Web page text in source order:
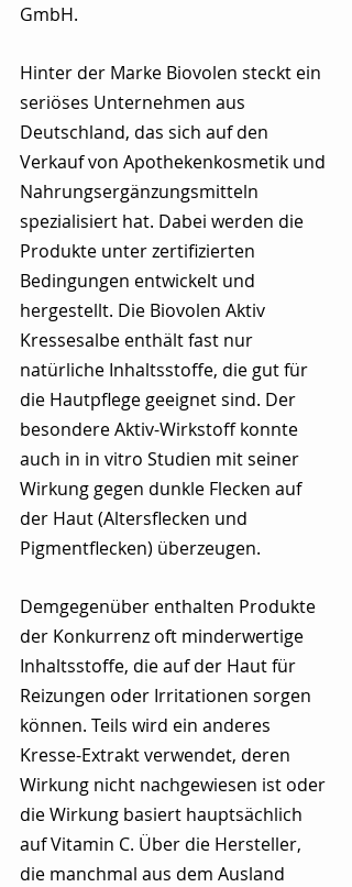
GmbH.
Hinter der Marke Biovolen steckt ein
seriöses Unternehmen aus
Deutschland, das sich auf den
Verkauf von Apothekenkosmetik und
Nahrungsergänzungsmitteln
spezialisiert hat. Dabei werden die
Produkte unter zertifizierten
Bedingungen entwickelt und
hergestellt. Die Biovolen Aktiv
Kressesalbe enthält fast nur
natürliche Inhaltsstoffe, die gut für
die Hautpflege geeignet sind. Der
besondere Aktiv-Wirkstoff konnte
auch in in vitro Studien mit seiner
Wirkung gegen dunkle Flecken auf
der Haut (Altersflecken und
Pigmentflecken) überzeugen.
Demgegenüber enthalten Produkte
der Konkurrenz oft minderwertige
Inhaltsstoffe, die auf der Haut für
Reizungen oder Irritationen sorgen
können. Teils wird ein anderes
Kresse-Extrakt verwendet, deren
Wirkung nicht nachgewiesen ist oder
die Wirkung basiert hauptsächlich
auf Vitamin C. Über die Hersteller,
die manchmal aus dem Ausland